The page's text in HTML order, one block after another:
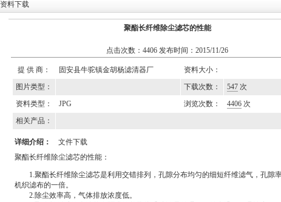
资料下载
聚酯长纤维除尘滤芯的性能
点击次数：4406 发布时间：2015/11/26
提 供 商： 固安县牛驼镇金胡杨滤清器厂
资料大小：
图片类型：
下载次数： 547次
资料类型：
JPG 浏览次数： 4406次
相关产品：
详细介绍：
文件下载
聚酯长纤维除尘滤芯的性能：
1.聚酯长纤维除尘滤芯是利用交错排列，孔隙分布均匀的细短纤维滤气，孔隙
机织滤布的一倍。
2.除尘效率高，气体排放浓度低。